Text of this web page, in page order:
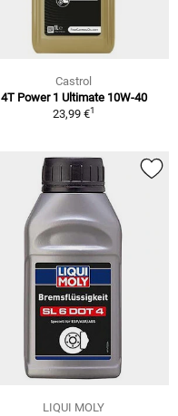
Castrol
4T Power 1 Ultimate 10W-40
23,99 €1
LIQUI MOLY